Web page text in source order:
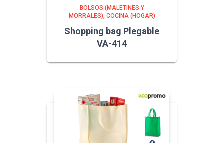
BOLSOS (MALETINES Y
MORRALES) COCINA (HOGAR)
Shopping bag Plegable
VA-414